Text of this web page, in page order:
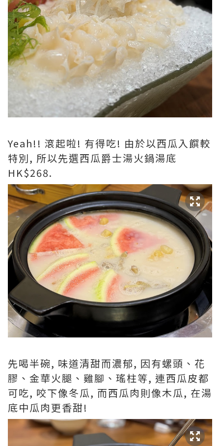
Yeah!! 滾起啦! 有得吃! 由於以西瓜入饌較
特別, 所以先選西瓜爵士湯火鍋湯底
HK$268.
先喝半碗, 味道清甜而濃郁, 因有螺頭、花
膠、金華火腿、雞腳、瑤柱等, 連西瓜皮都
可吃, 咬下像冬瓜, 而西瓜肉則像木瓜, 在湯
底中瓜肉更香甜!